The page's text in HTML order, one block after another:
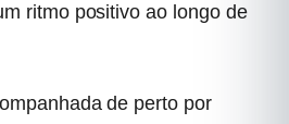
ritmo positivo ao longo de
de perto por